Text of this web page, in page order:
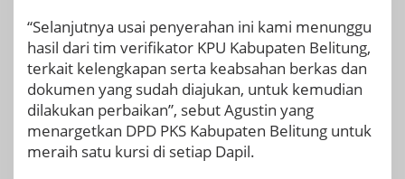
“Selanjutnya usai penyerahan ini kami menunggu
hasil dari tim verifikator KPU Kabupaten Belitung,
terkait kelengkapan serta keabsahan berkas dan
dokumen yang sudah diajukan, untuk kemudian
dilakukan perbaikan”, sebut Agustin yang
menargetkan DPD PKS Kabupaten Belitung untuk
meraih satu kursi di setiap Dapil.